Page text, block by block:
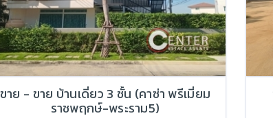
ขาย - ขาย บ้านเดี่ยว 3 ชั้น (คาซ่า พรีเมี่ยม
ราชพฤกษ์-พระราม5)